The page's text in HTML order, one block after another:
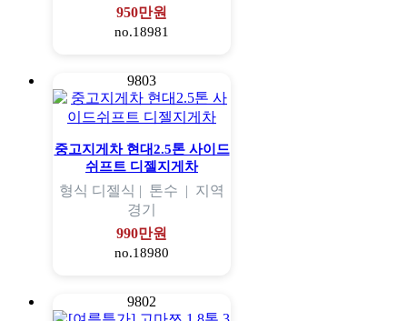
950만원
no.18981
9803
중고지게차 현대2.5톤 사이드
쉬프트 디젤지게차
형식 디젤식 | 톤수 | 지역
경기
990만원
no.18980
9802